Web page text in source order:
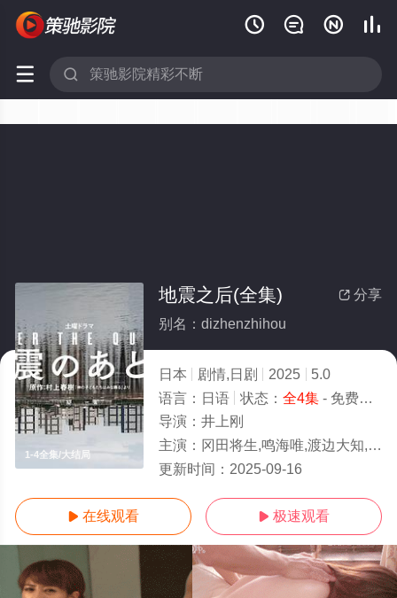
   
 
1-4全集/大结局
 分享
地震之后(全集)
别名：dizhenzhihou
日本 剧情,日剧 2025
5.0
语言： 日语 状态： 全4集- 免费在线观看
导演： 井上刚
主演： 冈田将生,鸣海唯,渡边大知,佐藤浩市,桥本爱,唐田英里佳,北香那,吹越满,泉泽祐希,黒崎煌代,涩川清彦,黑川想矢,木龙麻
更新时间： 2025-09-16
 在线观看  极速观看